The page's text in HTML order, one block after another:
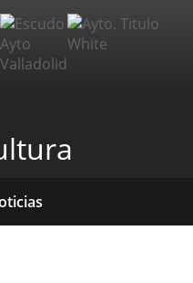
Jump to content
Portal
Web
Ayuntamiento
de
Valladolid